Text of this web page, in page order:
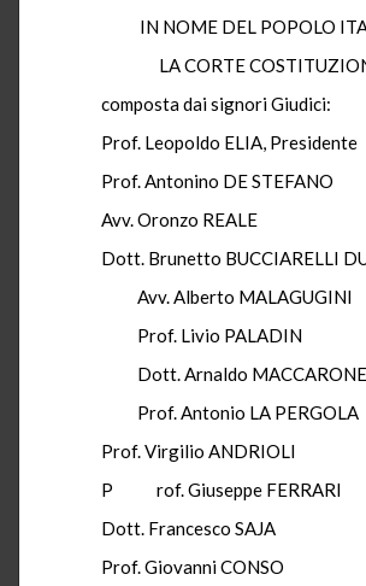
IN NOME DEL POPOLO
LA CORTE
composta dai signori Giudici:
Prof. Leopoldo ELIA, Presidente
Prof. Antonino DE STEFANO
Avv. Oronzo REALE
Dott. Brunetto BUCCIARELLI
Avv. Alberto MALAGUGINI
Prof. Livio PALADIN
Dott. Arnaldo MACCARONE
Prof. Antonio LA PERGOLA
Prof. Virgilio ANDRIOLI
P rof. Giuseppe FERRARI
Dott. Francesco SAJA
Prof. Giovanni CONSO